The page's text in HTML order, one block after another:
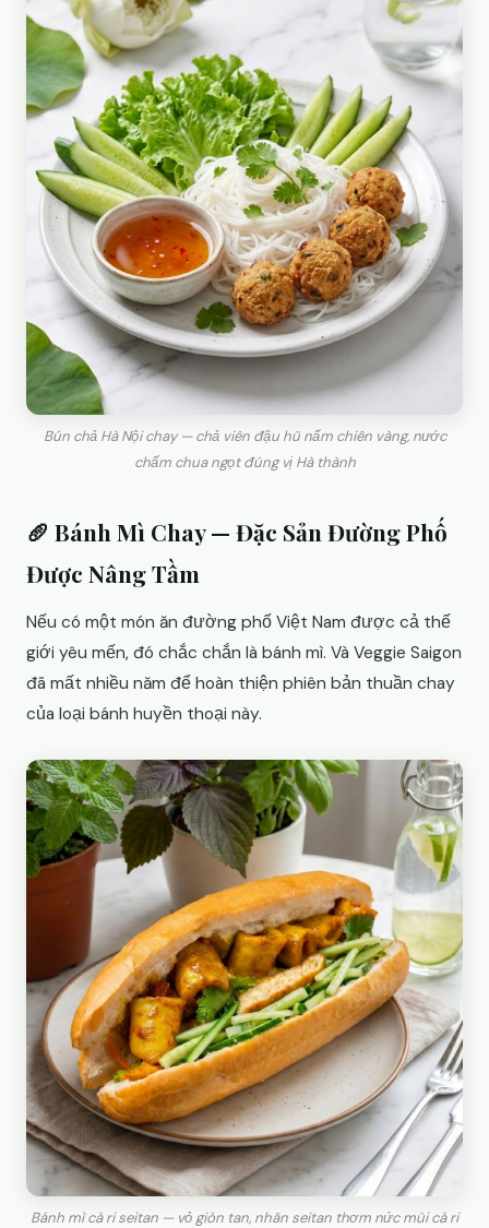
Bún chả Hà Nội chay — chả viên đậu hũ nấm chiên vàng, nước
chấm chua ngọt đúng vị Hà thành
🥖 Bánh Mì Chay — Đặc Sản Đường Phố
Được Nâng Tầm
Nếu có một món ăn đường phố Việt Nam được cả thế
giới yêu mến, đó chắc chắn là bánh mì. Và Veggie Saigon
đã mất nhiều năm để hoàn thiện phiên bản thuần chay
của loại bánh huyền thoại này.
Bánh mì cà ri seitan — vỏ giòn tan, nhân seitan thơm nức mùi cà ri